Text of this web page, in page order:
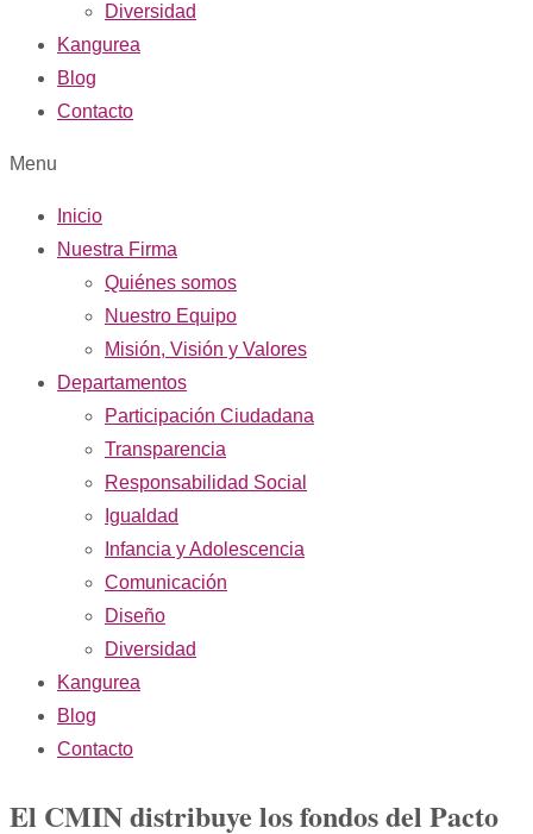
Diversidad
Kangurea
Blog
Contacto
Menu
Inicio
Nuestra Firma
Quiénes somos
Nuestro Equipo
Misión, Visión y Valores
Departamentos
Participación Ciudadana
Transparencia
Responsabilidad Social
Igualdad
Infancia y Adolescencia
Comunicación
Diseño
Diversidad
Kangurea
Blog
Contacto
El CMIN distribuye los fondos del Pacto